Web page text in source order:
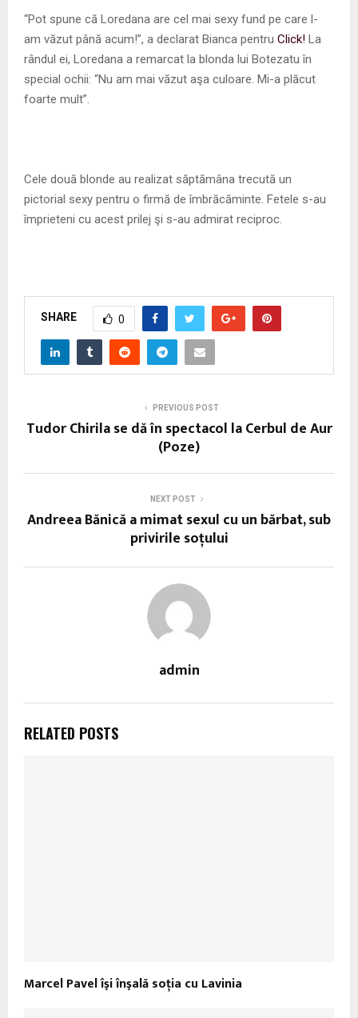
“Pot spune că Loredana are cel mai sexy fund pe care l-
am văzut până acum!”, a declarat Bianca pentru Click! La
rândul ei, Loredana a remarcat la blonda lui Botezatu în
special ochii: “Nu am mai văzut aşa culoare. Mi-a plăcut
foarte mult”.
Cele două blonde au realizat săptămâna trecută un
pictorial sexy pentru o firmă de îmbrăcăminte. Fetele s-au
împrieteni cu acest prilej şi s-au admirat reciproc.
SHARE 0
PREVIOUS POST
Tudor Chirila se dă în spectacol la Cerbul de Aur
(Poze)
NEXT POST
Andreea Bănică a mimat sexul cu un bărbat, sub
privirile soţului
admin
RELATED POSTS
Marcel Pavel îşi înşală soţia cu Lavinia